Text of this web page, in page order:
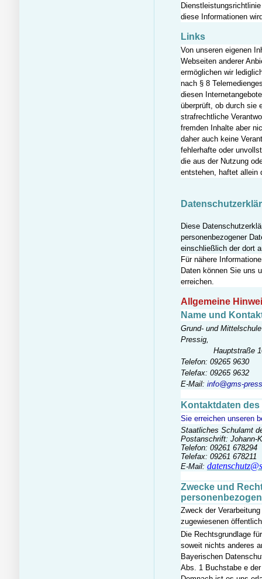
diese Informationen
Links
Von unseren eigenen
Webseiten anderer
ermöglichen wir
nach § 8
diesen
überprüft, ob durch sie
strafrechtliche
fremden Inhalte aber
daher auch keine
fehlerhafte oder
die aus der Nutzung
entstehen, haftet allein
Diese
personenbezogener
einschließlich der dort
Für nähere
Daten können Sie uns
erreichen.
Allgemeine
Name und
Grund- und Mittelschule
Hauptstraße 10,
Telefon: 09265 9630
Telefax: 09265 9632
E-Mail: info@gms-
Kontaktdaten
Sie erreichen unseren
Staatliches Schulamt
Postanschrift: Johann-
Telefon: 09261 678294
Telefax: 09261 678211
E-Mail:
Zwecke und
Zweck der
zugewiesenen
Die Rechtsgrundlage
soweit nichts anderes
Bayerischen
Abs. 1 Buchstabe e